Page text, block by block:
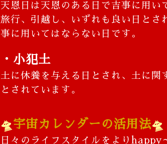
天恩日は天恩のある日で吉事に用い
旅行、引越し、いずれも良い日とさ
事に用いてはならない日です。
・小犯土
土に休養を与える日とされ、土に関
とされています。
🛸 宇宙カレンダーの活用法🛸
日々のライフスタイルをよりhappy